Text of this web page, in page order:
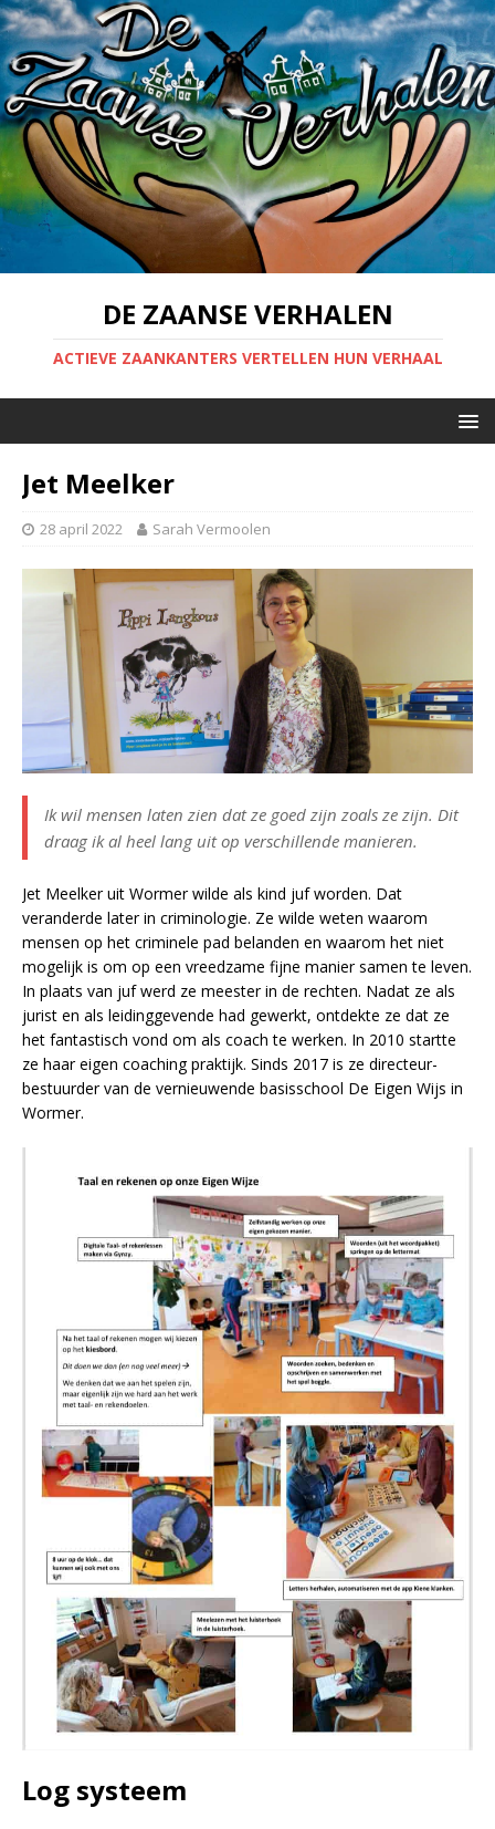
DE ZAANSE VERHALEN
ACTIEVE ZAANKANTERS VERTELLEN HUN VERHAAL
Jet Meelker
28 april 2022 Sarah Vermoolen
Ik wil mensen laten zien dat ze goed zijn zoals ze zijn. Dit
draag ik al heel lang uit op verschillende manieren.
Jet Meelker uit Wormer wilde als kind juf worden. Dat
veranderde later in criminologie. Ze wilde weten waarom
mensen op het criminele pad belanden en waarom het niet
mogelijk is om op een vreedzame fijne manier samen te leven.
In plaats van juf werd ze meester in de rechten. Nadat ze als
jurist en als leidinggevende had gewerkt, ontdekte ze dat ze
het fantastisch vond om als coach te werken. In 2010 startte
ze haar eigen coaching praktijk. Sinds 2017 is ze directeur-
bestuurder van de vernieuwende basisschool De Eigen Wijs in
Wormer.
Log systeem